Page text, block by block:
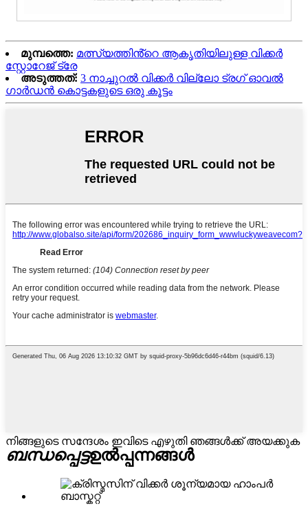
മുമ്പത്തെ: മത്സ്യത്തിൻ്റെ ആകൃതിയിലുള്ള വിക്കർ
സ്റ്റോറേജ് ട്രേ
അടുത്തത്: 3 നാച്ചുറൽ വിക്കർ വില്ലോ ട്രഗ് ഓവൽ
ഗാർഡൻ കൊട്ടകളുടെ ഒരു കൂട്ടം
നിങ്ങളുടെ സന്ദേശം ഇവിടെ എഴുതി ഞങ്ങൾക്ക് അയക്കുക
ബന്ധപ്പെട്ടഉൽപ്പന്നങ്ങൾ